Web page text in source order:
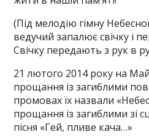
(Під мелодію гімну
ведучий запалює свічку і
Свічку передають з рук в
21 лютого 2014 року на
прощання із загиблими
промовах їх назвали
прощання із загиблими зі
пісня «Гей, пливе кача…»